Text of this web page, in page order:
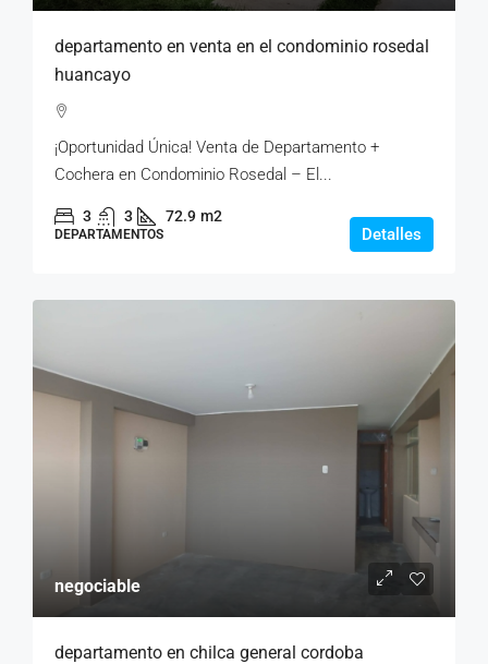
departamento en venta en el condominio rosedal
huancayo
¡Oportunidad Única! Venta de Departamento +
Cochera en Condominio Rosedal – El...
3 3 72.9 m2
DEPARTAMENTOS Detalles
negociable
departamento en chilca general cordoba